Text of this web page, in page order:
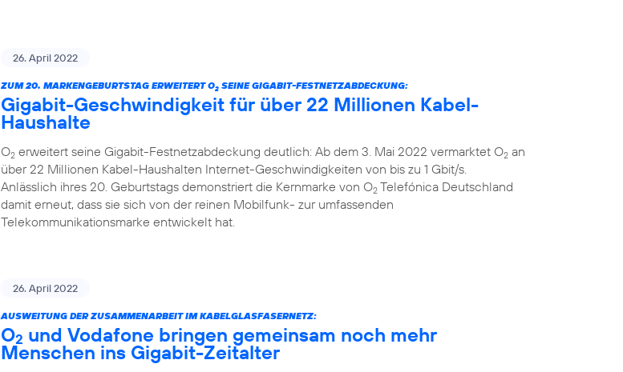
26. April 2022
ZUM 20. MARKENGEBURTSTAG ERWEITERT O2 SEINE GIGABIT-FESTNETZABDECKUNG:
Gigabit-Geschwindigkeit für über 22 Millionen Kabel-
Haushalte
O2 erweitert seine Gigabit-Festnetzabdeckung deutlich: Ab dem 3. Mai 2022 vermarktet O2 an
über 22 Millionen Kabel-Haushalten Internet-Geschwindigkeiten von bis zu 1 Gbit/s.
Anlässlich ihres 20. Geburtstags demonstriert die Kernmarke von O2 Telefónica Deutschland
damit erneut, dass sie sich von der reinen Mobilfunk- zur umfassenden
Telekommunikationsmarke entwickelt hat.
26. April 2022
AUSWEITUNG DER ZUSAMMENARBEIT IM KABELGLASFASERNETZ:
O2 und Vodafone bringen gemeinsam noch mehr
Menschen ins Gigabit-Zeitalter